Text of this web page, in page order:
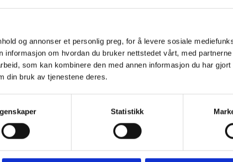
og annonser et personlig preg, for å levere sosiale
informasjon om hvordan du bruker nettstedet vårt, med
som kan kombinere den med annen informasjon du har gjort
din bruk av tjenestene deres.
Statistikk
kunder har også kjøpt